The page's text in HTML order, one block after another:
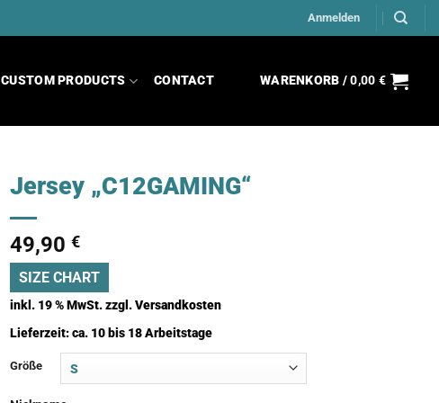
Anmelden
CUSTOM PRODUCTS CONTACT WARENKORB /0,00 €
Jersey „C12GAMING“
49,90 €
SIZE CHART
inkl. 19 % MwSt.zzgl.Versandkosten
Lieferzeit:ca. 10 bis 18 Arbeitstage
Größe